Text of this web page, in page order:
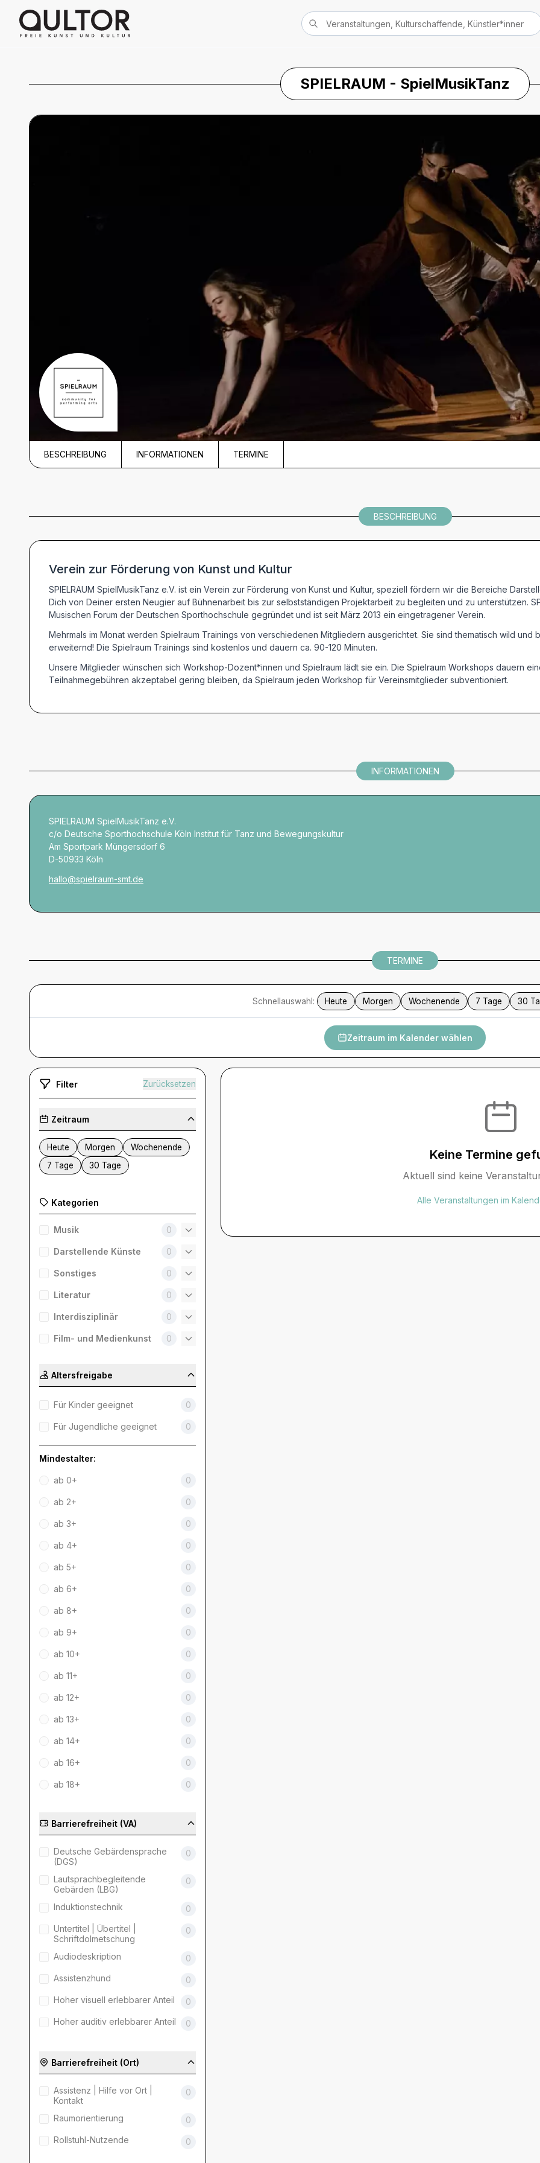
SPIELRAUM - SpielMusikTanz
BESCHREIBUNG INFORMATIONEN TERMINE
BESCHREIBUNG
Verein zur Förderung von Kunst und Kultur
SPIELRAUM SpielMusikTanz e.V. ist ein Verein zur Förderung von Kunst und Kultur, speziell fördern wir die Bereiche
Dich von Deiner ersten Neugier auf Bühnenarbeit bis zur selbstständigen Projektarbeit zu begleiten und zu unterstützen.
Musischen Forum der Deutschen Sporthochschule gegründet und ist seit März 2013 ein eingetragener Verein.
Mehrmals im Monat werden Spielraum Trainings von verschiedenen Mitgliedern ausgerichtet. Sie sind thematisch wild
erweiternd! Die Spielraum Trainings sind kostenlos und dauern ca. 90-120 Minuten.
Unsere Mitglieder wünschen sich Workshop-Dozent*innen und Spielraum lädt sie ein. Die Spielraum Workshops dauern
Teilnahmegebühren akzeptabel gering bleiben, da Spielraum jeden Workshop für Vereinsmitglieder subventioniert.
INFORMATIONEN
SPIELRAUM SpielMusikTanz e.V.
c/o Deutsche Sporthochschule Köln Institut für Tanz und Bewegungskultur
Am Sportpark Müngersdorf 6
D-50933 Köln
hallo@spielraum-smt.de
TERMINE
Schnellauswahl: Heute Morgen Wochenende 7 Tage 30
Zeitraum im Kalender wählen
Filter Zurücksetzen
Zeitraum
Heute Morgen
Wochenende
7 Tage
30 Tage
Kategorien
Musik 0
Darstellende Künste 0
Sonstiges 0
Literatur 0
Interdisziplinär 0
Film- und Medienkunst 0
Altersfreigabe
Für Kinder geeignet 0
Für Jugendliche geeignet 0
Mindestalter:
ab 0+ 0
ab 2+ 0
ab 3+ 0
ab 4+ 0
ab 5+ 0
ab 6+ 0
ab 8+ 0
ab 9+ 0
ab 10+ 0
ab 11+ 0
ab 12+ 0
ab 13+ 0
ab 14+ 0
ab 16+ 0
ab 18+ 0
Barrierefreiheit (VA)
Deutsche Gebärdensprache
(DGS)
0
Lautsprachbegleitende
Gebärden (LBG)
0
Induktionstechnik 0
Untertitel | Übertitel |
Schriftdolmetschung
0
Audiodeskription 0
Assistenzhund 0
Hoher visuell erlebbarer Anteil 0
Hoher auditiv erlebbarer Anteil 0
Barrierefreiheit (Ort)
Assistenz | Hilfe vor Ort |
Kontakt
0
Raumorientierung 0
Rollstuhl-Nutzende 0
Keine Termine
Aktuell sind keine
Alle Veranstaltungen im